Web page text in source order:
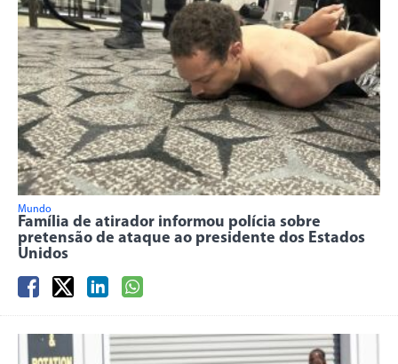
Mundo
Família de atirador informou polícia sobre
pretensão de ataque ao presidente dos Estados
Unidos